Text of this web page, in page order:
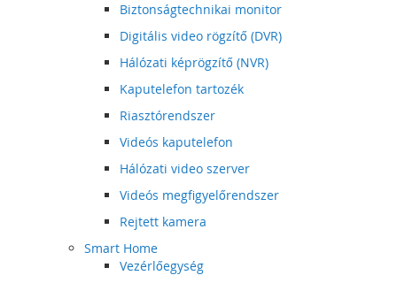
Biztonságtechnikai monitor
Digitális video rögzítő (DVR)
Hálózati képrögzítő (NVR)
Kaputelefon tartozék
Riasztórendszer
Videós kaputelefon
Hálózati video szerver
Videós megfigyelőrendszer
Rejtett kamera
Smart Home
Vezérlőegység